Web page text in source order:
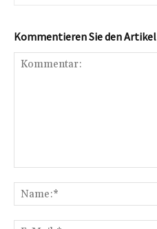
Kommentieren Sie den Artikel